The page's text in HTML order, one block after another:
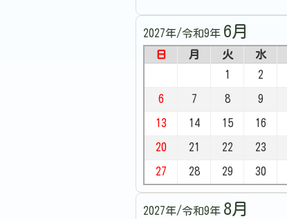
2027年/令和9年 6月
日 月 火 水
1
2
6 7 8 9
13 14 15 16
20 21 22 23
27 28 29 30
2027年/令和9年 8月